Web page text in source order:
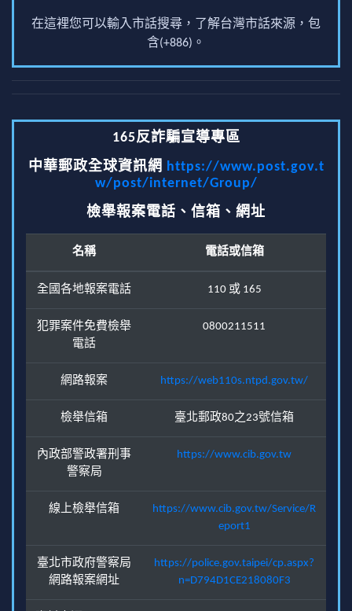
在這裡您可以輸入市話搜尋，了解台灣市話來源，包
含(+886)。
165反詐騙宣導專區
中華郵政全球資訊網 https://www.post.gov.t
w/post/internet/Group/
檢舉報案電話、信箱、網址
名稱 電話或信箱
全國各地報案電話 110 或 165
犯罪案件免費檢舉
電話
0800211511
網路報案 https://web110s.ntpd.gov.tw/
檢舉信箱 臺北郵政80之23號信箱
內政部警政署刑事
警察局
https://www.cib.gov.tw
線上檢舉信箱
https://www.cib.gov.tw/Service/R
eport1
臺北市政府警察局
網路報案網址
https://police.gov.taipei/cp.aspx?
n=D794D1CE218080F3